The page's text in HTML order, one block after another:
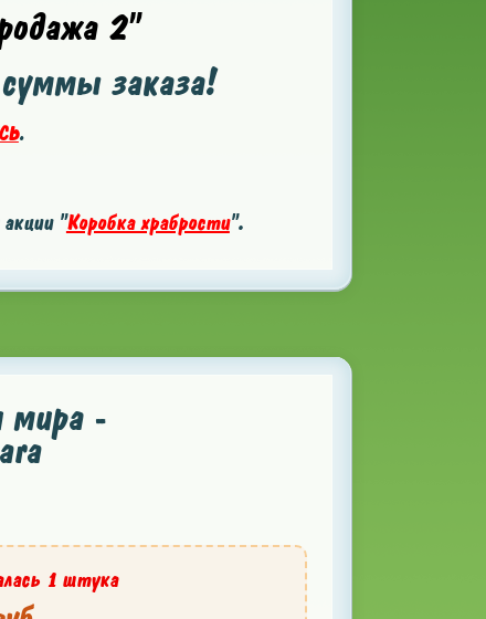
2"
заказа!
.
"Коробка храбрости".
мира -
1 штука